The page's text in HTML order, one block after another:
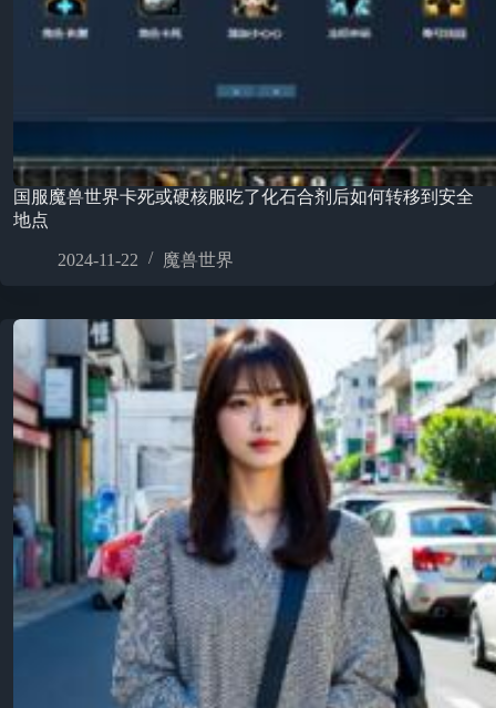
国服魔兽世界卡死或硬核服吃了化石合剂后如何转移到安全
地点
2024-11-22 魔兽世界